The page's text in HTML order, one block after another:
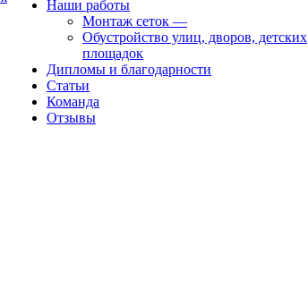
Наши работы
Монтаж сеток —
Обустройство улиц, дворов, детских
площадок
Дипломы и благодарности
Статьи
Команда
Отзывы